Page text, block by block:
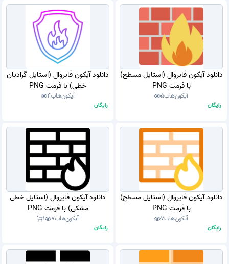
دانلود آیکون فایروال (استایل مسطح)
با فرمت PNG
آیکون‌هاب5
رایگان
دانلود آیکون فایروال (استایل گرادیان
خطی) با فرمت PNG
آیکون‌هاب4
رایگان
دانلود آیکون فایروال (استایل مسطح)
با فرمت PNG
آیکون‌هاب7
رایگان
دانلود آیکون فایروال (استایل خطی
مشکی) با فرمت PNG
آیکون‌هاب7
1
رایگان